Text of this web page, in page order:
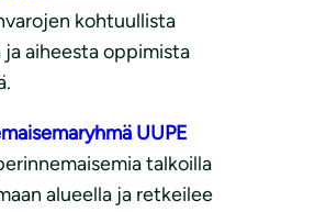
kohtuullista
aiheesta oppimista
UUPE
talkoilla
alueella ja retkeilee